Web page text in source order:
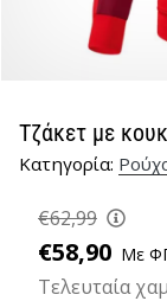
παπούτσια
Accelerate
NITRO
SQD
Ανακάλυψε
τις
τεχνικές
Τζάκετ με
Κατηγορία:
€62,99
€58,90 Με
Τελευταία